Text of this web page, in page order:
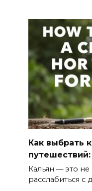
Как выбрать
Кальян — это
расслабиться с